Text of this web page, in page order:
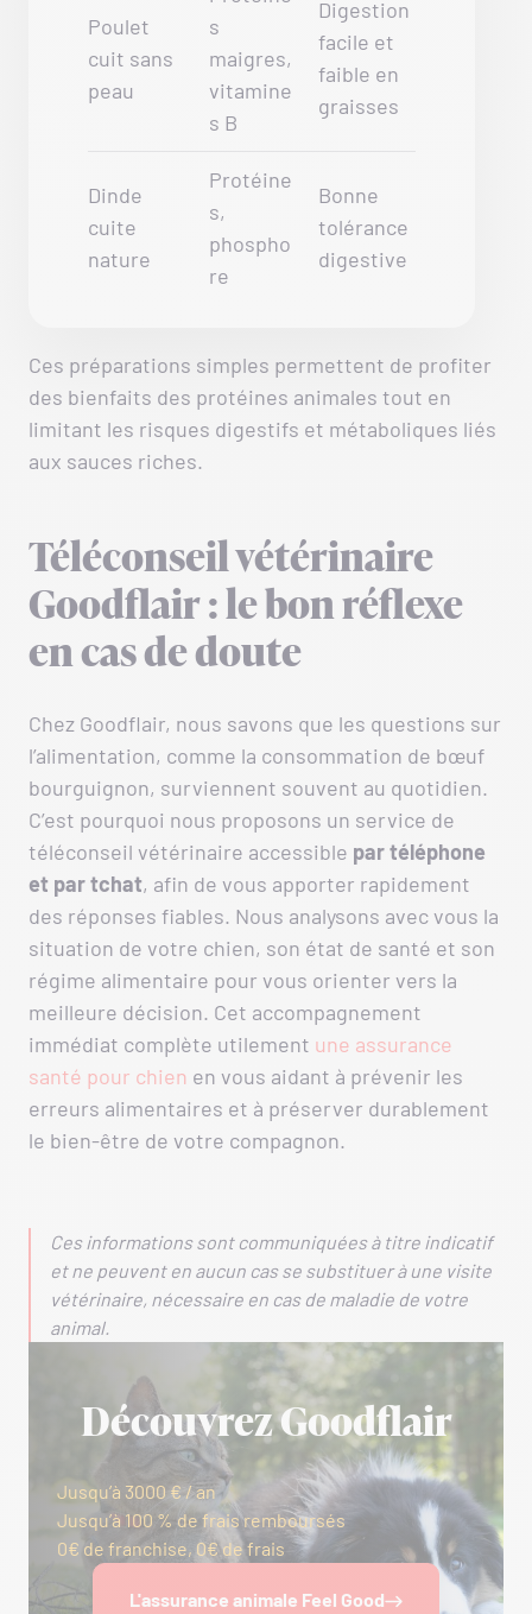
Poulet
cuit sans
peau
s
maigres,
vitamine
s B
Digestion
facile et
faible en
graisses
Dinde
cuite
nature
Protéine
s,
phospho
re
Bonne
tolérance
digestive
Ces préparations simples permettent de profiter
des bienfaits des protéines animales tout en
limitant les risques digestifs et métaboliques liés
aux sauces riches.
Téléconseil vétérinaire
Goodflair : le bon réflexe
en cas de doute
Chez Goodflair, nous savons que les questions sur
l’alimentation, comme la consommation de bœuf
bourguignon, surviennent souvent au quotidien.
C’est pourquoi nous proposons un service de
téléconseil vétérinaire accessible par téléphone
et par tchat, afin de vous apporter rapidement
des réponses fiables. Nous analysons avec vous la
situation de votre chien, son état de santé et son
régime alimentaire pour vous orienter vers la
meilleure décision. Cet accompagnement
immédiat complète utilement une assurance
santé pour chien en vous aidant à prévenir les
erreurs alimentaires et à préserver durablement
le bien-être de votre compagnon.
Ces informations sont communiquées à titre indicatif
et ne peuvent en aucun cas se substituer à une visite
vétérinaire, nécessaire en cas de maladie de votre
animal.
Découvrez Goodflair
Jusqu’à 3000 € / an
Jusqu’à 100 % de frais remboursés
0€ de franchise, 0€ de frais
L'assurance animale Feel Good